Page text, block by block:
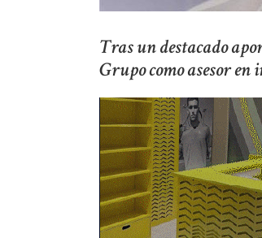
Tras un destacado
Grupo como asesor